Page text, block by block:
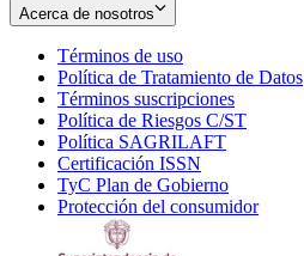
Acerca de nosotros
Términos de uso
in
new
window
Política de Tratamiento de Datos
Términos suscripciones
in
Política de Riesgos C/ST
Política SAGRILAFT
new
window
Certificación ISSN
in
new
TyC Plan de Gobierno
in
Protección del consumidorOpens